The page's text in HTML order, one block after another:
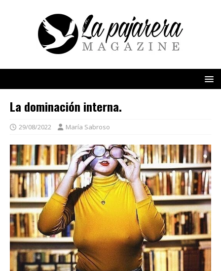
La dominación interna.
29/08/2022 María Sabroso